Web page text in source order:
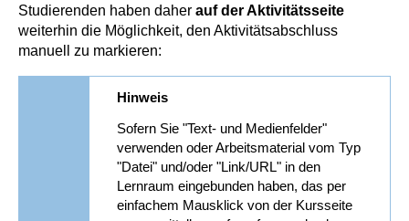
Studierenden haben daher auf der Aktivitätsseite
weiterhin die Möglichkeit, den Aktivitätsabschluss
manuell zu markieren:
Hinweis
Sofern Sie "Text- und Medienfelder"
verwenden oder Arbeitsmaterial vom Typ
"Datei" und/oder "Link/URL" in den
Lernraum eingebunden haben, das per
einfachem Mausklick von der Kursseite